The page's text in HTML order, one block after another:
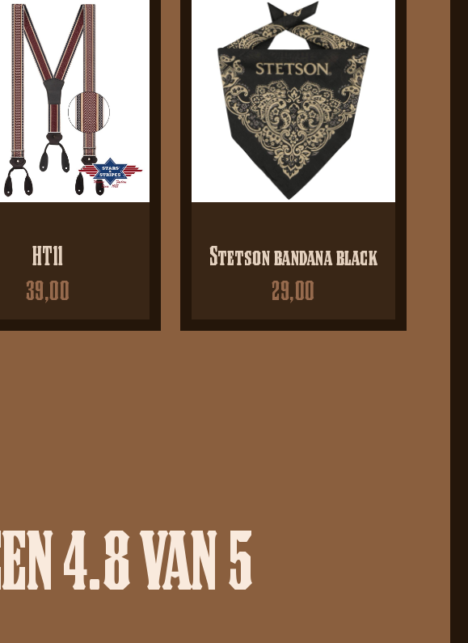
HT11
39,00
Stetson bandana black
29,00
4.8 VAN 5